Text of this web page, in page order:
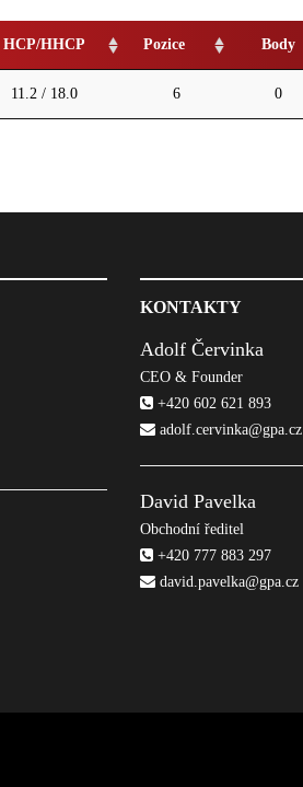
HCP/HHCP Pozice Body
11.2 / 18.0 6 0
KONTAKTY
Adolf Červinka
CEO & Founder
+420 602 621 893
adolf.cervinka@gpa.cz
David Pavelka
Obchodní ředitel
+420 777 883 297
david.pavelka@gpa.cz